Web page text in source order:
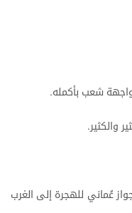
شعب بأكمله.
والكثير.
عُماني للهجرة إلى الغرب